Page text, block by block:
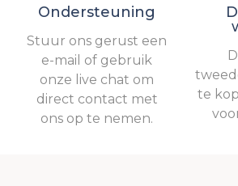
Ondersteuning
Stuur ons gerust een
e-mail of gebruik
onze live chat om
direct contact met
ons op te nemen.
te